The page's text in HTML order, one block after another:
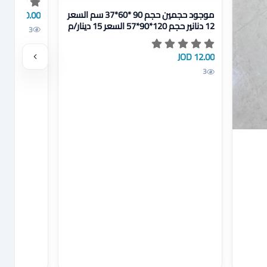
عرض تفاصيل موجود حجمين حجم 90 *60*37 سم السعر 12 دنانير حجم 120*90*57 السعر 15 دينار/م نموجود حجمين حجم 90 *60*37 سم السعر
12 دنانير حجم 120*90*57 السعر 15 دينار/م
ن
12.00 JOD
3
20.00 JOD
3